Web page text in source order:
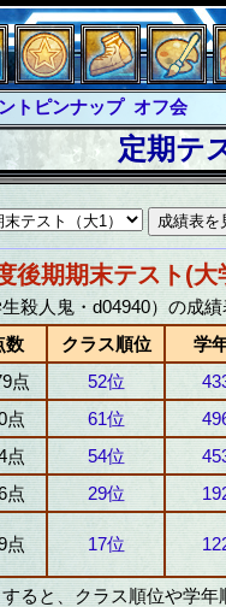
トピンナップ オフ会
ャ・ラボラス
スティス サイキックハー
ツ大戦 シュラウド ソロ
ソーバー
定期テ
後期期末テスト(大
殺人鬼・d04940）の成績
数 クラス順位 学
点 52位
点 61位
点 54位
点 29位
点 17位
ると、クラス順位や学年